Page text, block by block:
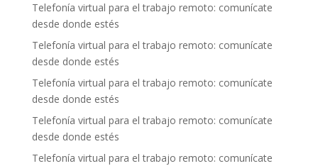
Telefonía virtual para el trabajo remoto: comunícate
desde donde estés
Telefonía virtual para el trabajo remoto: comunícate
desde donde estés
Telefonía virtual para el trabajo remoto: comunícate
desde donde estés
Telefonía virtual para el trabajo remoto: comunícate
desde donde estés
Telefonía virtual para el trabajo remoto: comunícate